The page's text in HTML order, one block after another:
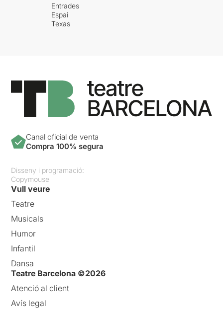
Entrades
Espai
Texas
Canal oficial de venta
Compra 100% segura
Disseny i programació:
Copymouse
Vull veure
Teatre
Musicals
Humor
Infantil
Dansa
Teatre Barcelona ©2026
Atenció al client
Avís legal